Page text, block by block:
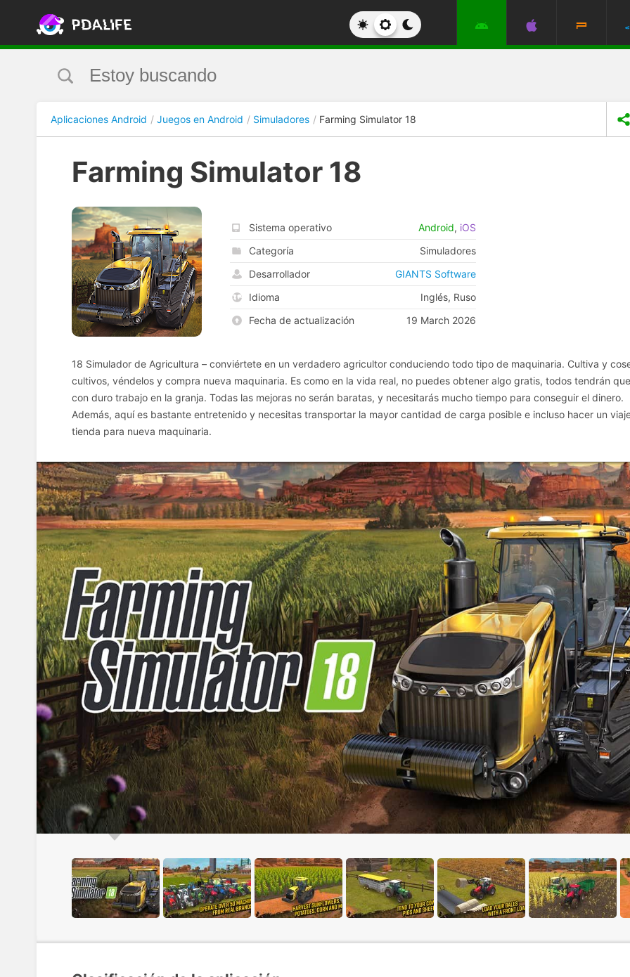
Aplicaciones Android Juegos en Android Simuladores Farming Simulator 18
Farming Simulator 18
Sistema operativo Android, iOS
Categoría
Simuladores
Desarrollador
GIANTS Software
Idioma
Inglés, Ruso
Fecha de actualización
19 March 2026
18 Simulador de Agricultura – conviértete en un verdadero agricultor conduciendo todo tipo de maquinaria. Cultiva y
cultivos, véndelos y compra nueva maquinaria. Es como en la vida real, no puedes obtener algo gratis, todos tendrán
con duro trabajo en la granja. Todas las mejoras no serán baratas, y necesitarás mucho tiempo para conseguir el dinero.
Además, aquí es bastante entretenido y necesitas transportar la mayor cantidad de carga posible e incluso hacer un
tienda para nueva maquinaria.